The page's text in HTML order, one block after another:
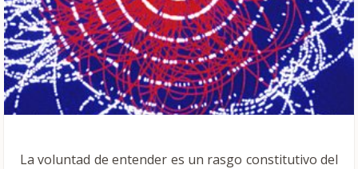
La voluntad de entender es un rasgo constitutivo del